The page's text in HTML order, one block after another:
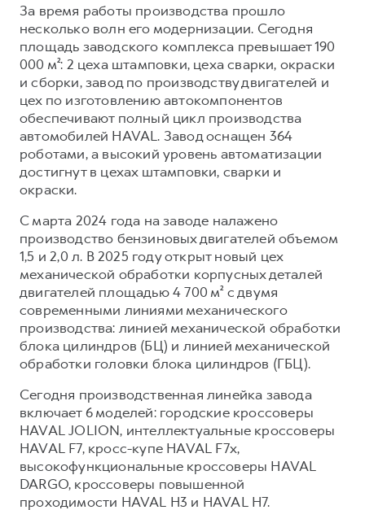
За время работы производства прошло
несколько волн его модернизации. Сегодня
площадь заводского комплекса превышает 190
000 м²: 2 цеха штамповки, цеха сварки, окраски
и сборки, завод по производству двигателей и
цех по изготовлению автокомпонентов
обеспечивают полный цикл производства
автомобилей HAVAL. Завод оснащен 364
роботами, а высокий уровень автоматизации
достигнут в цехах штамповки, сварки и
окраски.
С марта 2024 года на заводе налажено
производство бензиновых двигателей объемом
1,5 и 2,0 л. В 2025 году открыт новый цех
механической обработки корпусных деталей
двигателей площадью 4 700 м² с двумя
современными линиями механического
производства: линией механической обработки
блока цилиндров (БЦ) и линией механической
обработки головки блока цилиндров (ГБЦ).
Сегодня производственная линейка завода
включает 6 моделей: городские кроссоверы
HAVAL JOLION, интеллектуальные кроссоверы
HAVAL F7, кросс-купе HAVAL F7x,
высокофункциональные кроссоверы HAVAL
DARGO, кроссоверы повышенной
проходимости HAVAL H3 и HAVAL H7.